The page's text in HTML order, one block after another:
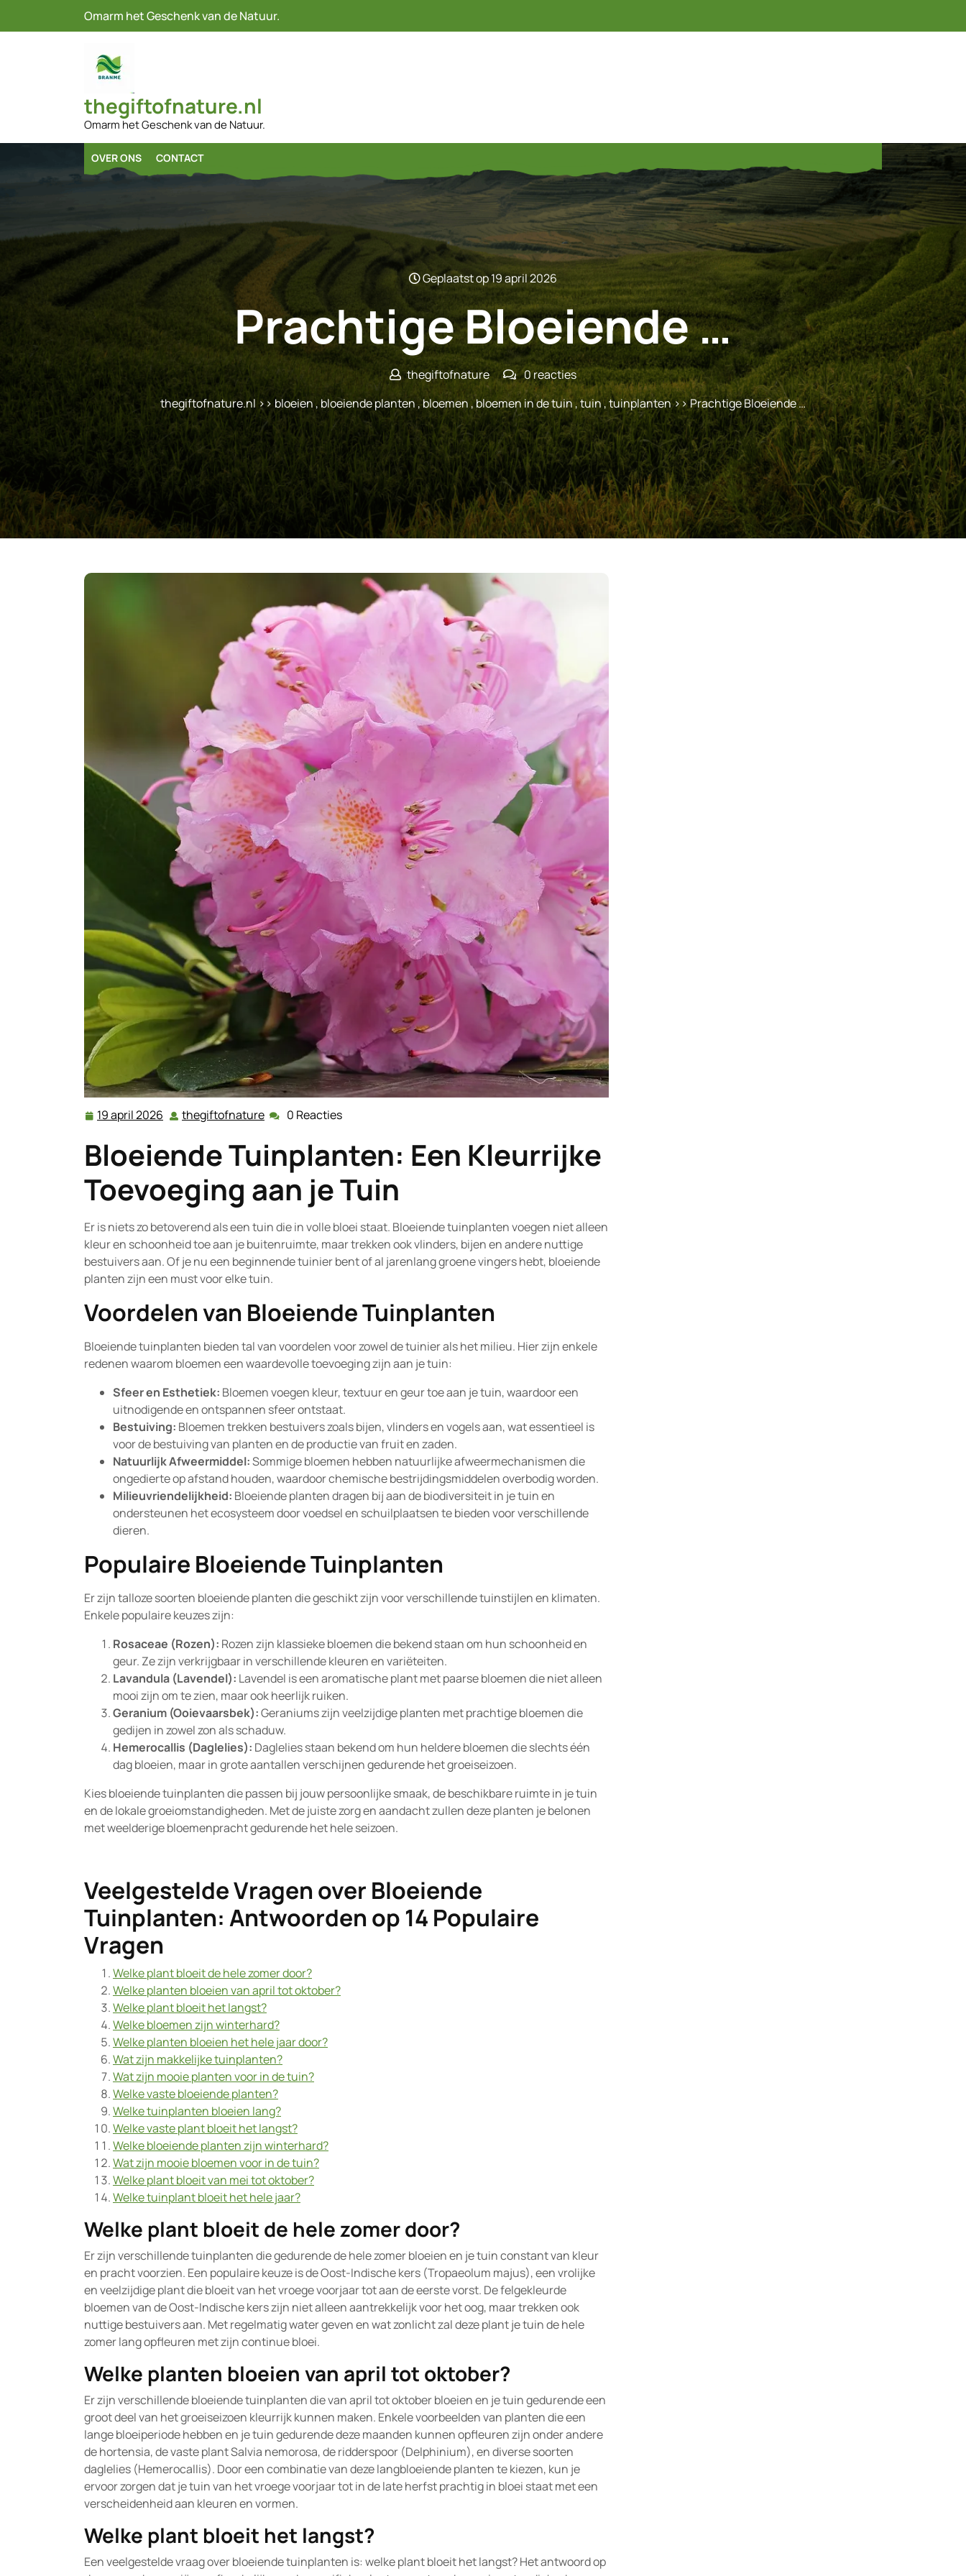
Omarm het Geschenk van de Natuur.
thegiftofnature.nl
Omarm het Geschenk van de Natuur.
OVER ONS CONTACT
Geplaatst op 19 april 2026
Prachtige Bloeiende …
thegiftofnature
0 reacties
thegiftofnature.nl >> bloeien,bloeiende planten,bloemen ,bloemen in de tuin,tuin,tuinplanten>> Prachtige Bloeiende …
19 april 2026 19
2026
thegiftofnature thegiftofnature
0 Reacties
Bloeiende Tuinplanten: Een Kleurrijke
Toevoeging aan je Tuin
Er is niets zo betoverend als een tuin die in volle bloei staat. Bloeiende tuinplanten voegen niet alleen
kleur en schoonheid toe aan je buitenruimte, maar trekken ook vlinders, bijen en andere nuttige
bestuivers aan. Of je nu een beginnende tuinier bent of al jarenlang groene vingers hebt, bloeiende
planten zijn een must voor elke tuin.
Voordelen van Bloeiende Tuinplanten
Bloeiende tuinplanten bieden tal van voordelen voor zowel de tuinier als het milieu. Hier zijn enkele
redenen waarom bloemen een waardevolle toevoeging zijn aan je tuin:
Sfeer en Esthetiek: Bloemen voegen kleur, textuur en geur toe aan je tuin, waardoor een
uitnodigende en ontspannen sfeer ontstaat.
Bestuiving: Bloemen trekken bestuivers zoals bijen, vlinders en vogels aan, wat essentieel is
voor de bestuiving van planten en de productie van fruit en zaden.
Natuurlijk Afweermiddel:Sommige bloemen hebben natuurlijke afweermechanismen die
ongedierte op afstand houden, waardoor chemische bestrijdingsmiddelen overbodig worden.
Milieuvriendelijkheid: Bloeiende planten dragen bij aan de biodiversiteit in je tuin en
ondersteunen het ecosysteem door voedsel en schuilplaatsen te bieden voor verschillende
dieren.
Populaire Bloeiende Tuinplanten
Er zijn talloze soorten bloeiende planten die geschikt zijn voor verschillende tuinstijlen en klimaten.
Enkele populaire keuzes zijn:
Rosaceae (Rozen): Rozen zijn klassieke bloemen die bekend staan om hun schoonheid en
geur. Ze zijn verkrijgbaar in verschillende kleuren en variëteiten.
Lavandula (Lavendel): Lavendel is een aromatische plant met paarse bloemen die niet alleen
mooi zijn om te zien, maar ook heerlijk ruiken.
Geranium (Ooievaarsbek):Geraniums zijn veelzijdige planten met prachtige bloemen die
gedijen in zowel zon als schaduw.
Hemerocallis (Daglelies): Daglelies staan bekend om hun heldere bloemen die slechts één
dag bloeien, maar in grote aantallen verschijnen gedurende het groeiseizoen.
Kies bloeiende tuinplanten die passen bij jouw persoonlijke smaak, de beschikbare ruimte in je tuin
en de lokale groeiomstandigheden. Met de juiste zorg en aandacht zullen deze planten je belonen
met weelderige bloemenpracht gedurende het hele seizoen.
Veelgestelde Vragen over Bloeiende
Tuinplanten: Antwoorden op 14 Populaire
Vragen
Welke plant bloeit de hele zomer door?
Welke planten bloeien van april tot oktober?
Welke plant bloeit het langst?
Welke bloemen zijn winterhard?
Welke planten bloeien het hele jaar door?
Wat zijn makkelijke tuinplanten?
Wat zijn mooie planten voor in de tuin?
Welke vaste bloeiende planten?
Welke tuinplanten bloeien lang?
Welke vaste plant bloeit het langst?
Welke bloeiende planten zijn winterhard?
Wat zijn mooie bloemen voor in de tuin?
Welke plant bloeit van mei tot oktober?
Welke tuinplant bloeit het hele jaar?
Welke plant bloeit de hele zomer door?
Er zijn verschillende tuinplanten die gedurende de hele zomer bloeien en je tuin constant van kleur
en pracht voorzien. Een populaire keuze is de Oost-Indische kers (Tropaeolum majus), een vrolijke
en veelzijdige plant die bloeit van het vroege voorjaar tot aan de eerste vorst. De felgekleurde
bloemen van de Oost-Indische kers zijn niet alleen aantrekkelijk voor het oog, maar trekken ook
nuttige bestuivers aan. Met regelmatig water geven en wat zonlicht zal deze plant je tuin de hele
zomer lang opfleuren met zijn continue bloei.
Welke planten bloeien van april tot oktober?
Er zijn verschillende bloeiende tuinplanten die van april tot oktober bloeien en je tuin gedurende een
groot deel van het groeiseizoen kleurrijk kunnen maken. Enkele voorbeelden van planten die een
lange bloeiperiode hebben en je tuin gedurende deze maanden kunnen opfleuren zijn onder andere
de hortensia, de vaste plant Salvia nemorosa, de ridderspoor (Delphinium), en diverse soorten
daglelies (Hemerocallis). Door een combinatie van deze langbloeiende planten te kiezen, kun je
ervoor zorgen dat je tuin van het vroege voorjaar tot in de late herfst prachtig in bloei staat met een
verscheidenheid aan kleuren en vormen.
Welke plant bloeit het langst?
Een veelgestelde vraag over bloeiende tuinplanten is: welke plant bloeit het langst? Het antwoord op